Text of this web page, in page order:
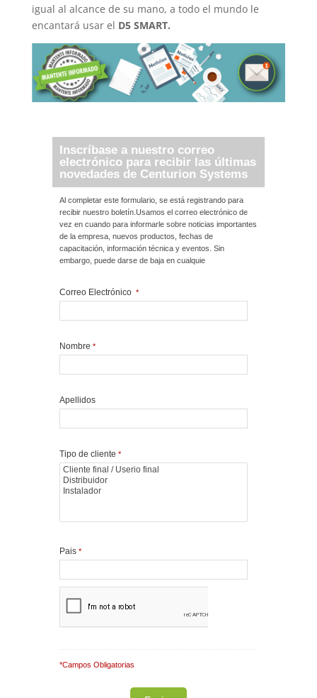
igual al alcance de su mano, a todo el mundo le
encantará usar el D5 SMART.
Inscríbase a nuestro correo
electrónico para recibir las últimas
novedades de Centurion Systems
Al completar este formulario, se está registrando para
recibir nuestro boletín.Usamos el correo electrónico de
vez en cuando para informarle sobre noticias importantes
de la empresa, nuevos productos, fechas de
capacitación, información técnica y eventos. Sin
embargo, puede darse de baja en cualquie
Correo Electrónico *
Nombre *
Apellidos
Tipo de cliente *
Pais *
*Campos Obligatorias